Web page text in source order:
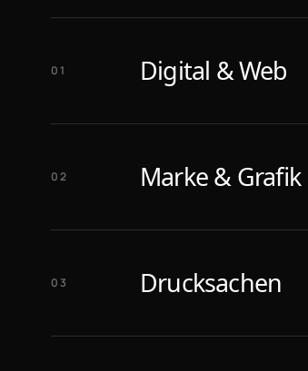
01 Digital & Web
02 Marke & Grafik
03 Drucksachen